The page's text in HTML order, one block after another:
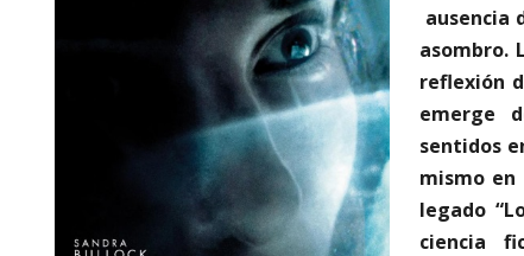
ausencia
asombro.
reflexión
emerge
sentidos
mismo en
legado
ciencia